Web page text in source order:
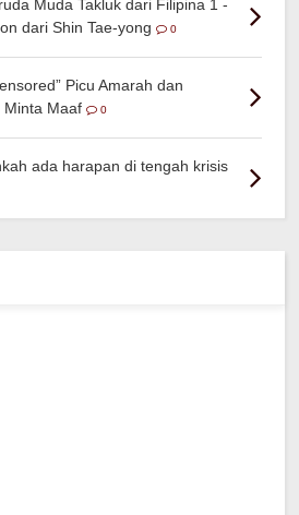
Muda Takluk dari Filipina 1 -
dari Shin Tae-yong
0
Picu Amarah dan
Minta Maaf
0
ada harapan di tengah krisis